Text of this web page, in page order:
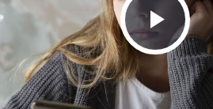
Play